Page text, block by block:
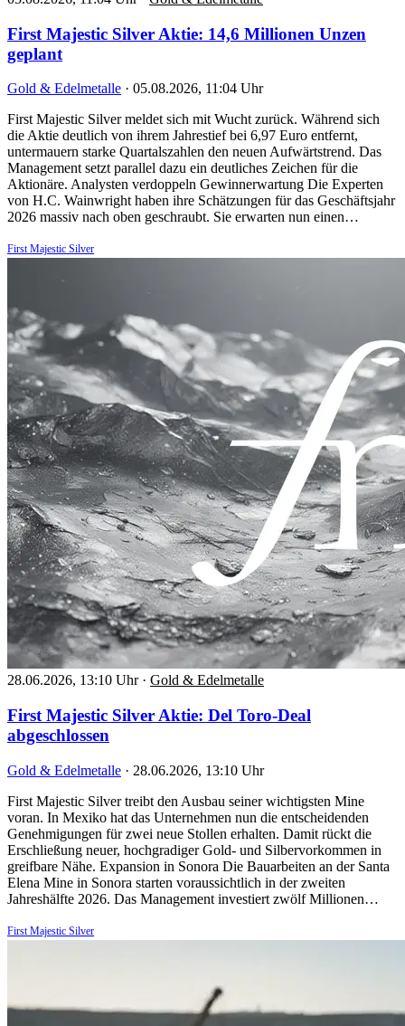
First Majestic Silver Aktie: 14,6 Millionen Unzen
geplant
Gold & Edelmetalle · 05.08.2026, 11:04 Uhr
First Majestic Silver meldet sich mit Wucht zurück. Während sich
die Aktie deutlich von ihrem Jahrestief bei 6,97 Euro entfernt,
untermauern starke Quartalszahlen den neuen Aufwärtstrend. Das
Management setzt parallel dazu ein deutliches Zeichen für die
Aktionäre. Analysten verdoppeln Gewinnerwartung Die Experten
von H.C. Wainwright haben ihre Schätzungen für das Geschäftsjahr
2026 massiv nach oben geschraubt. Sie erwarten nun einen…
First Majestic Silver
28.06.2026, 13:10 Uhr · Gold & Edelmetalle
First Majestic Silver Aktie: Del Toro-Deal
abgeschlossen
Gold & Edelmetalle · 28.06.2026, 13:10 Uhr
First Majestic Silver treibt den Ausbau seiner wichtigsten Mine
voran. In Mexiko hat das Unternehmen nun die entscheidenden
Genehmigungen für zwei neue Stollen erhalten. Damit rückt die
Erschließung neuer, hochgradiger Gold- und Silbervorkommen in
greifbare Nähe. Expansion in Sonora Die Bauarbeiten an der Santa
Elena Mine in Sonora starten voraussichtlich in der zweiten
Jahreshälfte 2026. Das Management investiert zwölf Millionen…
First Majestic Silver